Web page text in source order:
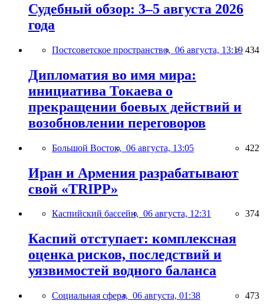
Судебный обзор: 3–5 августа 2026
года
Постсоветское пространство, 06 августа, 13:19 434
Дипломатия во имя мира:
инициатива Токаева о
прекращении боевых действий и
возобновлении переговоров
Большой Восток, 06 августа, 13:05 422
Иран и Армения разрабатывают
свой «TRIPP»
Каспийский бассейн, 06 августа, 12:31 374
Каспий отступает: комплексная
оценка рисков, последствий и
уязвимостей водного баланса
Социальная сфера, 06 августа, 01:38 473